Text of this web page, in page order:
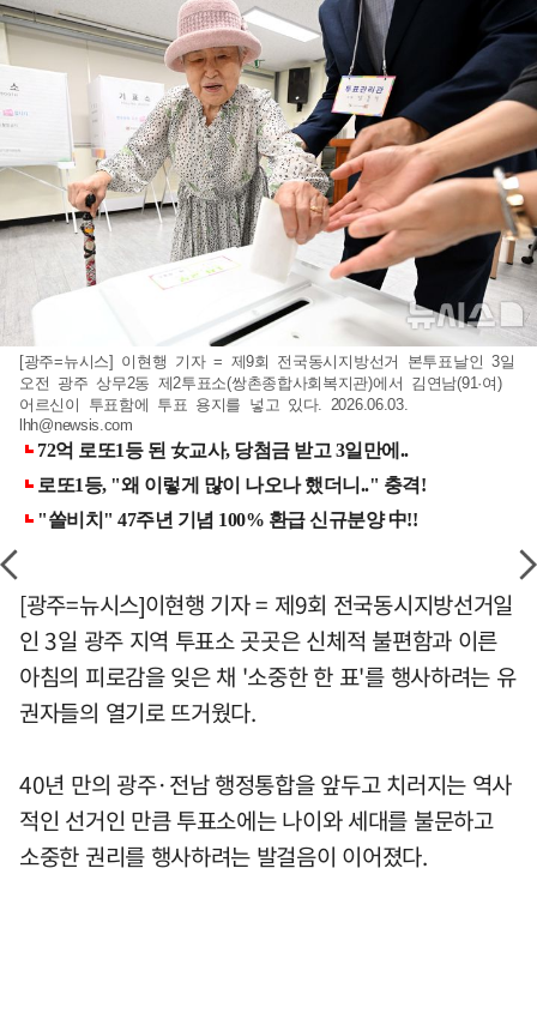
[광주=뉴시스] 이현행 기자 = 제9회 전국동시지방선거 본투표날인 3일
오전 광주 상무2동 제2투표소(쌍촌종합사회복지관)에서 김연남(91·여)
어르신이 투표함에 투표 용지를 넣고 있다. 2026.06.03.
lhh@newsis.com
[광주=뉴시스]이현행 기자 = 제9회 전국동시지방선거일
인 3일 광주 지역 투표소 곳곳은 신체적 불편함과 이른
아침의 피로감을 잊은 채 '소중한 한 표'를 행사하려는 유
권자들의 열기로 뜨거웠다.
40년 만의 광주·전남 행정통합을 앞두고 치러지는 역사
적인 선거인 만큼 투표소에는 나이와 세대를 불문하고
소중한 권리를 행사하려는 발걸음이 이어졌다.